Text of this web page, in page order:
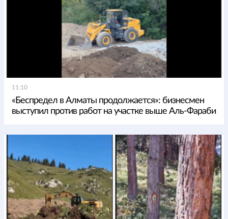
11:10
«Беспредел в Алматы продолжается»: бизнесмен
выступил против работ на участке выше Аль-Фараби